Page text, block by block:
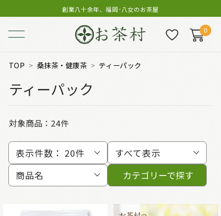
創業八十余年、福岡･八女のお茶屋
0
TOP 桑抹茶・健康茶 ティーパック
ティーパック
対象商品： 24件
表示件数： 20件
すべて表示
商品名
カテゴリーで探す